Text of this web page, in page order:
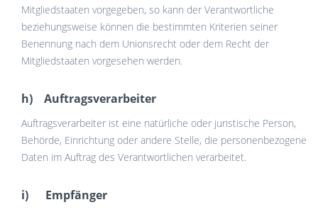
Mitgliedstaaten vorgegeben, so kann der Verantwortliche
beziehungsweise können die bestimmten Kriterien seiner
Benennung nach dem Unionsrecht oder dem Recht der
Mitgliedstaaten vorgesehen werden.
h) Auftragsverarbeiter
Auftragsverarbeiter ist eine natürliche oder juristische Person,
Behörde, Einrichtung oder andere Stelle, die personenbezogene
Daten im Auftrag des Verantwortlichen verarbeitet.
i) Empfänger